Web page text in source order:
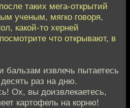
таких мега-открытий
ученым, мягко говоря,
какой-то херней
что открывают, в
бальзам извлечь пытаетесь
раз на дню.
Ох, вы доизвлекаетесь,
картофель на корню!